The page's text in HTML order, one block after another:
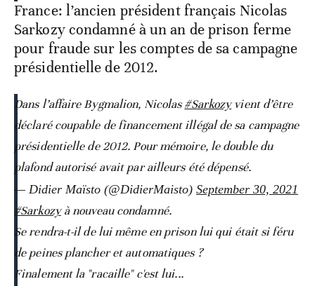
France: l’ancien président français Nicolas
Sarkozy condamné à un an de prison ferme
pour fraude sur les comptes de sa campagne
présidentielle de 2012.
Dans l’affaire Bygmalion, Nicolas#Sarkozyvient d’être
déclaré coupable de financement illégal de sa campagne
présidentielle de 2012. Pour mémoire, le double du
plafond autorisé avait par ailleurs été dépensé.
— Didier Maïsto (@DidierMaisto) September 30, 2021
#Sarkozyà nouveau condamné.
Se rendra-t-il de lui même en prison lui qui était si féru
de peines plancher et automatiques ?
Finalement la "racaille" c'est lui...